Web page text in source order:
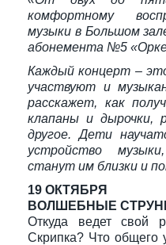
комфортному
музыки в Большом
абонемента №5
Каждый концерт –
участвуют и
расскажет, как
клапаны и дырочки,
другое. Дети
устройство
станут им близки и
19 ОКТЯБРЯ
ВОЛШЕБНЫЕ
Откуда ведет свой
Скрипка? Что общего